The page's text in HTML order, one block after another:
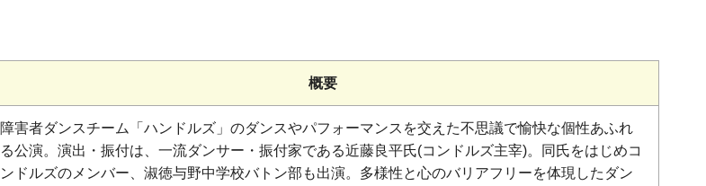
概要
障害者ダンスチーム「ハンドルズ」のダンスやパフォーマンスを交えた不思議で愉快な個性あふれ
る公演。演出・振付は、一流ダンサー・振付家である近藤良平氏(コンドルズ主宰)。同氏をはじめコ
ンドルズのメンバー、淑徳与野中学校バトン部も出演。多様性と心のバリアフリーを体現したダン